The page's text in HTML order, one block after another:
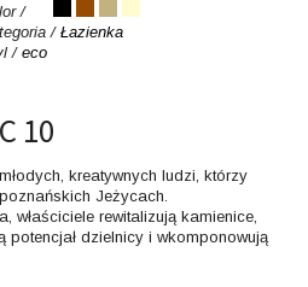
/
/Łazienka
/eco
10
kreatywnych ludzi, którzy
Jeżycach.
właściciele rewitalizują kamienice,
potencjał dzielnicy i wkomponowują